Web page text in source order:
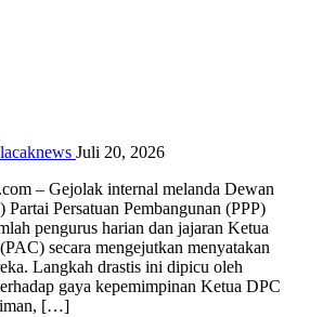
lacaknews Juli 20, 2026
– Gejolak internal melanda Dewan
Persatuan Pembangunan (PPP)
pengurus harian dan jajaran Ketua
secara mengejutkan menyatakan
Langkah drastis ini dipicu oleh
gaya kepemimpinan Ketua DPC
[…]